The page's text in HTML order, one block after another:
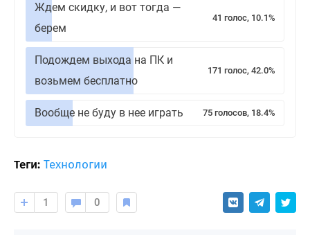
Ждем скидку, и вот тогда —
берем
41 голос, 10.1%
Подождем выхода на ПК и
возьмем бесплатно
171 голос, 42.0%
Вообще не буду в нее играть 75 голосов, 18.4%
Теги: Технологии
1 0